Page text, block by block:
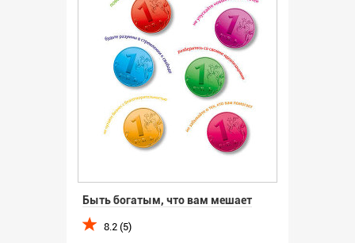
Быть богатым, что вам мешает
8.2 (5)